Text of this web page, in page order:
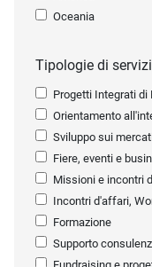
Oceania
Tipologie di
Progetti Integrati di
Orientamento
Sviluppo sui
Fiere, eventi e
Missioni e incontri
Incontri d'affari,
Formazione
Supporto